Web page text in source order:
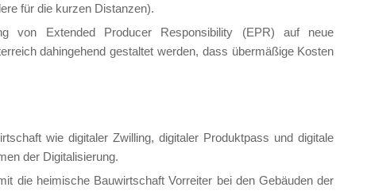
für die kurzen Distanzen).
von Extended Producer Responsibility (EPR) auf neue
dahingehend gestaltet werden, dass übermäßige Kosten
wie digitaler Zwilling, digitaler Produktpass und digitale
der Digitalisierung.
die heimische Bauwirtschaft Vorreiter bei den Gebäuden der